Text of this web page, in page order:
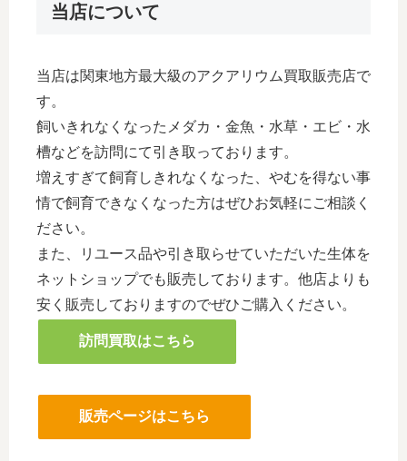
当店について
当店は関東地方最大級のアクアリウム買取販売店で
す。
飼いきれなくなったメダカ・金魚・水草・エビ・水
槽などを訪問にて引き取っております。
増えすぎて飼育しきれなくなった、やむを得ない事
情で飼育できなくなった方はぜひお気軽にご相談く
ださい。
また、リユース品や引き取らせていただいた生体を
ネットショップでも販売しております。他店よりも
安く販売しておりますのでぜひご購入ください。
訪問買取はこちら
販売ページはこちら